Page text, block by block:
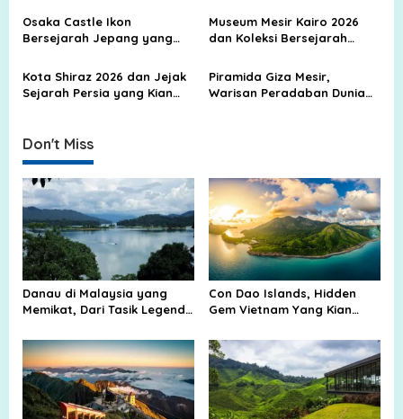
t
o
Osaka Castle Ikon
Bersejarah Jepang yang
Museum Mesir Kairo 2026
dan Koleksi Bersejarah
Peradaban Modern
Kota Shiraz 2026 dan Jejak
Sejarah Persia yang Kian
Piramida Giza Mesir,
Warisan Peradaban Dunia
Don't Miss
Danau di Malaysia yang
Memikat, Dari Tasik Legenda
Hutan
Con Dao Islands, Hidden
Gem Vietnam Yang Kian